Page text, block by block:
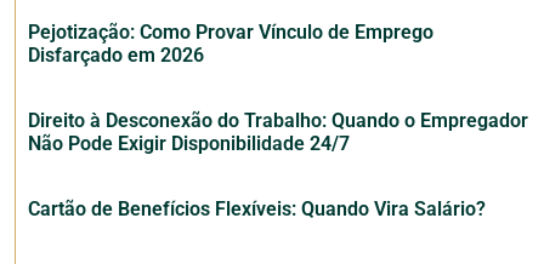
Pejotização: Como Provar Vínculo de Emprego
Disfarçado em 2026
Direito à Desconexão do Trabalho: Quando o Empregador
Não Pode Exigir Disponibilidade 24/7
Cartão de Benefícios Flexíveis: Quando Vira Salário?